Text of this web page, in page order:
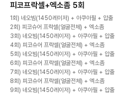
피코프락셀+엑소좀 5회
1회) 네오빔(1450레이저) + 아쿠아필 + 압출
2회) 피코슈어 프락셀(얼굴전체) + 엑소좀
3회) 네오빔(1450레이저) + 아쿠아필 + 압출
4회) 피코슈어 프락셀(얼굴전체) + 엑소좀
5회) 네오빔(1450레이저) + 아쿠아필 + 압출
6회) 피코슈어 프락셀(얼굴전체) + 엑소좀
7회) 네오빔(1450레이저) + 아쿠아필 + 압출
8회) 피코슈어 프락셀(얼굴전체) + 엑소좀
9회) 네오빔(1450레이저) + 아쿠아필 + 압출